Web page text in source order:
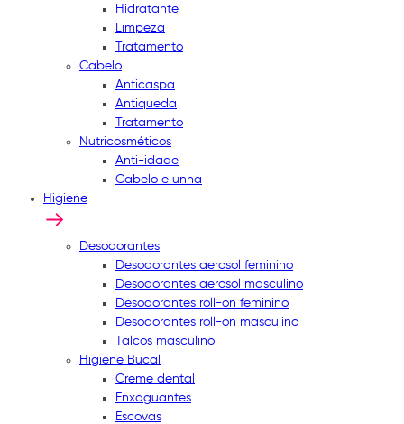
Hidratante
Limpeza
Tratamento
Cabelo
Anticaspa
Antiqueda
Tratamento
Nutricosméticos
Anti-idade
Cabelo e unha
Higiene
Desodorantes
Desodorantes aerosol feminino
Desodorantes aerosol masculino
Desodorantes roll-on feminino
Desodorantes roll-on masculino
Talcos masculino
Higiene Bucal
Creme dental
Enxaguantes
Escovas